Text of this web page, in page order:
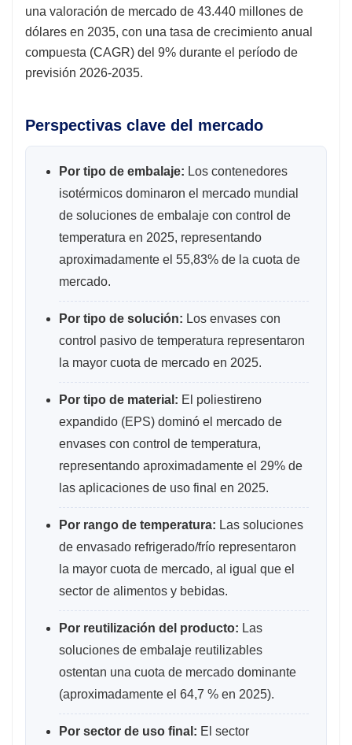
una valoración de mercado de 43.440 millones de
dólares en 2035, con una tasa de crecimiento anual
compuesta (CAGR) del 9% durante el período de
previsión 2026-2035.
Perspectivas clave del mercado
Por tipo de embalaje: Los contenedores
isotérmicos dominaron el mercado mundial
de soluciones de embalaje con control de
temperatura en 2025, representando
aproximadamente el 55,83% de la cuota de
mercado.
Por tipo de solución: Los envases con
control pasivo de temperatura representaron
la mayor cuota de mercado en 2025.
Por tipo de material: El poliestireno
expandido (EPS) dominó el mercado de
envases con control de temperatura,
representando aproximadamente el 29% de
las aplicaciones de uso final en 2025.
Por rango de temperatura: Las soluciones
de envasado refrigerado/frío representaron
la mayor cuota de mercado, al igual que el
sector de alimentos y bebidas.
Por reutilización del producto: Las
soluciones de embalaje reutilizables
ostentan una cuota de mercado dominante
(aproximadamente el 64,7 % en 2025).
Por sector de uso final: El sector